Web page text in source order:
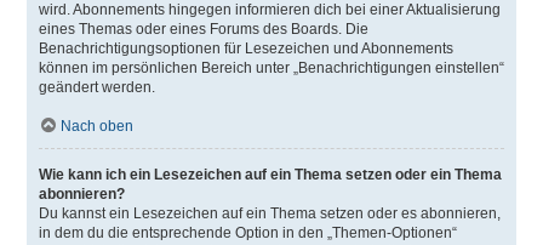
wird. Abonnements hingegen informieren dich bei einer Aktualisierung
eines Themas oder eines Forums des Boards. Die
Benachrichtigungsoptionen für Lesezeichen und Abonnements
können im persönlichen Bereich unter „Benachrichtigungen einstellen“
geändert werden.
Nach oben
Wie kann ich ein Lesezeichen auf ein Thema setzen oder ein Thema
abonnieren?
Du kannst ein Lesezeichen auf ein Thema setzen oder es abonnieren,
in dem du die entsprechende Option in den „Themen-Optionen“